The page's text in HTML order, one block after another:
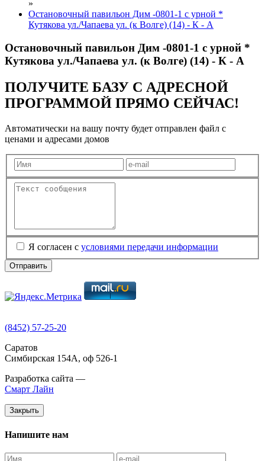
»
Остановочный павильон Дим -0801-1 с урной *
Кутякова ул./Чапаева ул. (к Волге) (14) - К - А
Остановочный павильон Дим -0801-1 с урной *
Кутякова ул./Чапаева ул. (к Волге) (14) - К - А
ПОЛУЧИТЕ БАЗУ С АДРЕСНОЙ
ПРОГРАММОЙ ПРЯМО СЕЙЧАС!
Автоматически на вашу почту будет отправлен файл с
ценами и адресами домов
Я согласен с условиями передачи информации
Отправить
(8452) 57-25-20
Саратов
Симбирская 154А, оф 526-1
Разработка сайта —
Смарт Лайн
Закрыть
Напишите нам